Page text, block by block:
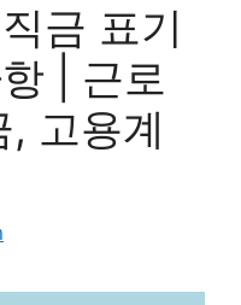
금 표기
| 근로
고용계